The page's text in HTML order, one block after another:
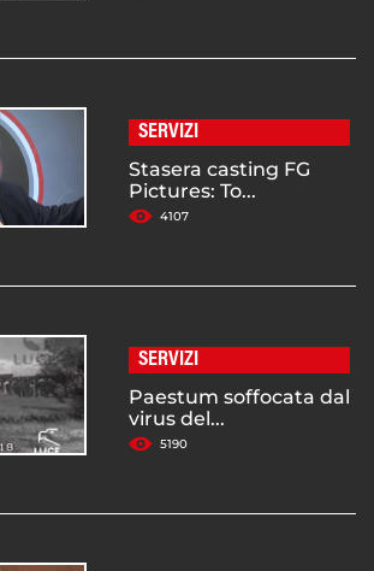
SERVIZI
Stasera casting FG
Pictures: To...
4107
SERVIZI
Paestum soffocata dal
virus del...
5190